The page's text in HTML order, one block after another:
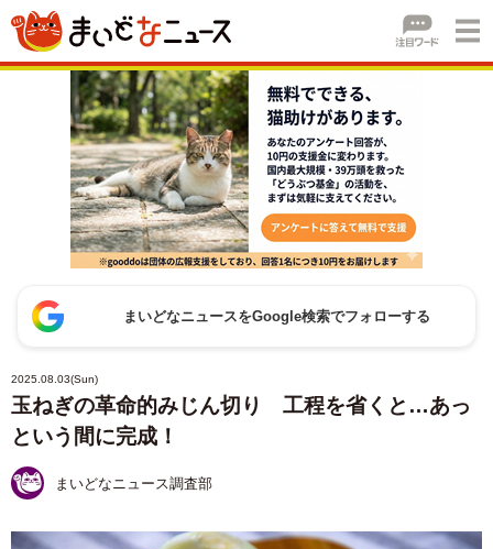
まいどなニュースをGoogle検索でフォローする
2025.08.03(Sun)
玉ねぎの革命的みじん切り 工程を省くと…あっ
という間に完成！
まいどなニュース調査部